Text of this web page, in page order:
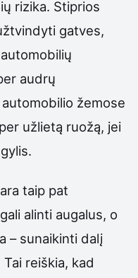
rizika. Stiprios
gatves,
audrų
žemose
užlietą ruožą, jei
taip pat
alinti augalus, o
– sunaikinti dalį
reiškia, kad